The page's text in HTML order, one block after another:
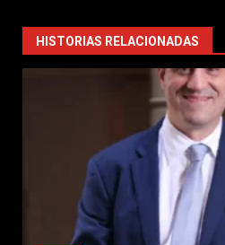
HISTORIAS RELACIONADAS